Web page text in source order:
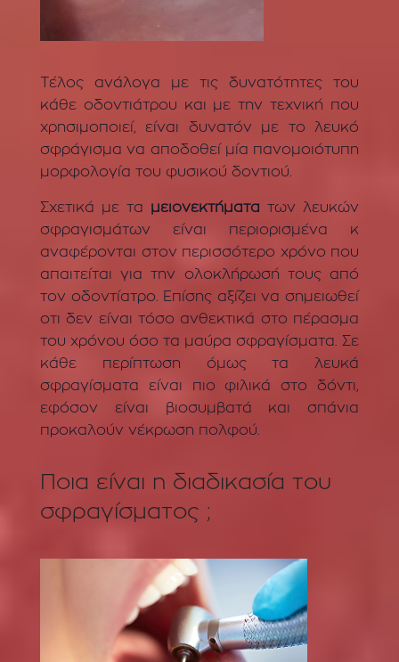
Τέλος ανάλογα με τις δυνατότητες του
κάθε οδοντιάτρου και με την τεχνική που
χρησιμοποιεί, είναι δυνατόν με το λευκό
σφράγισμα να αποδοθεί μία πανομοιότυπη
μορφολογία του φυσικού δοντιού.
Σχετικά με τα μειονεκτήματα των λευκών
σφραγισμάτων είναι περιορισμένα κ
αναφέρονται στον περισσότερο χρόνο που
απαιτείται για την ολοκλήρωσή τους από
τον οδοντίατρο. Επίσης αξίζει να σημειωθεί
οτι δεν είναι τόσο ανθεκτικά στο πέρασμα
του χρόνου όσο τα μαύρα σφραγίσματα. Σε
κάθε περίπτωση όμως τα λευκά
σφραγίσματα είναι πιο φιλικά στο δόντι,
εφόσον είναι βιοσυμβατά και σπάνια
προκαλούν νέκρωση πολφού.
Ποια είναι η διαδικασία του
σφραγίσματος ;